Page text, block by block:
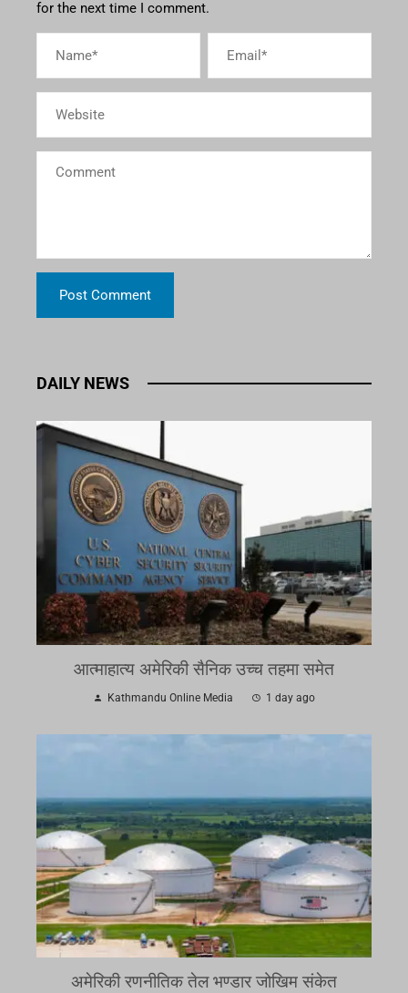
for the next time I comment.
DAILY NEWS
आत्माहात्य अमेरिकी सैनिक उच्च तहमा समेत
Kathmandu Online Media 1 day ago
अमेरिकी रणनीतिक तेल भण्डार जोखिम संकेत